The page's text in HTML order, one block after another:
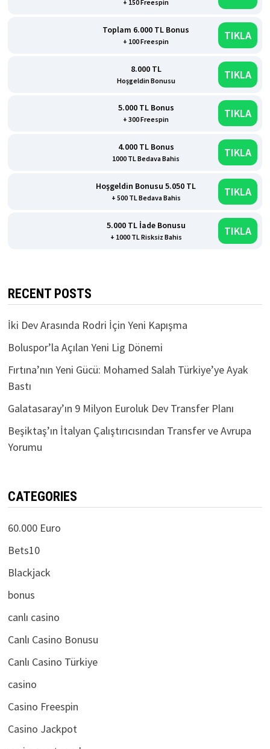
+ 150 Freespin
Toplam 6.000 TL Bonus
+ 100 Freespin TIKLA
8.000 TL
Hoşgeldin Bonusu TIKLA
5.000 TL Bonus TIKLA
4.000 TL Bonus TIKLA
Hoşgeldin Bonusu 5.050 TL TIKLA
5.000 TL İade Bonusu TIKLA
RECENT POSTS
İki Dev Arasında Rodri İçin Yeni Kapışma
Boluspor’la Açılan Yeni Lig Dönemi
Fırtına’nın Yeni Gücü: Mohamed Salah Türkiye’ye Ayak
Galatasaray’ın 9 Milyon Euroluk Dev Transfer Planı
Beşiktaş’ın İtalyan Çalıştırıcısından Transfer ve Avrupa
CATEGORIES
Blackjack
Canlı Casino Türkiye
Casino Freespin
Casino Jackpot